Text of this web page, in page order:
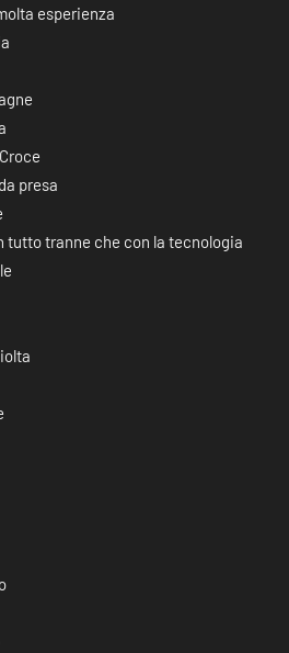
esperienza
presa
tutto tranne che con la tecnologia